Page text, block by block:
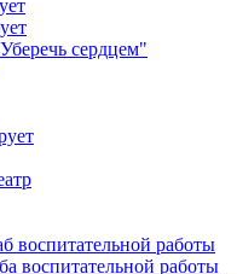
сердцем"
воспитательной работы
воспитательной работы